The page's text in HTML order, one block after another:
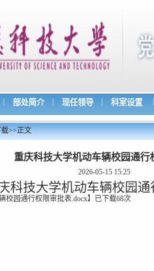
部处简介 现任领导 科室设置
>>正文
重庆科技大学机动车辆校园通行
2026-05-15 15:25
科技大学机动车辆校园
校园通行权限审批表.docx】 已下载68次